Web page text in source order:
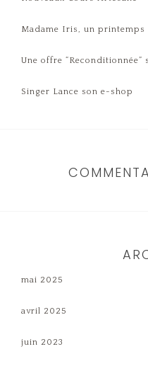
Madame Iris, un printemps
Une offre “Reconditionnée”
Singer Lance son e-shop
mai 2025
avril 2025
juin 2023